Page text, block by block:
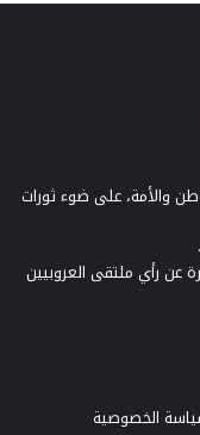
والأمة، على ضوء ثورات
عن رأي ملتقى العروبيين
الخصوصية